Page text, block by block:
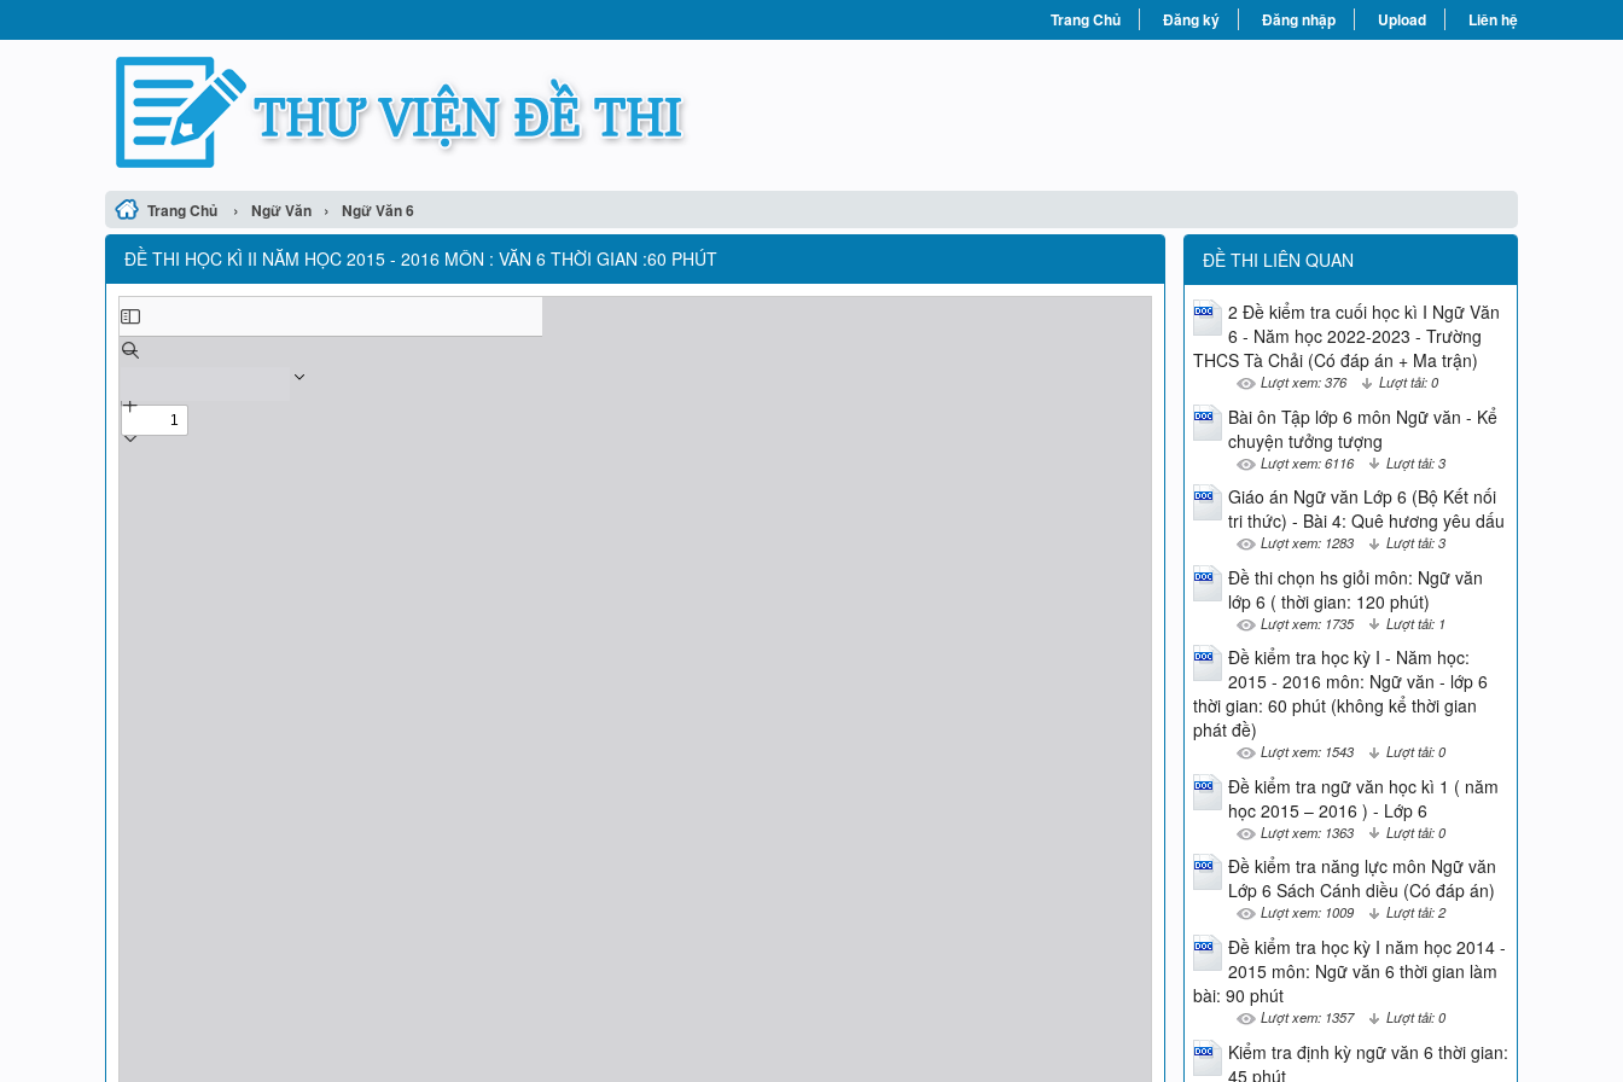
Trang Chủ Đăng ký Đăng nhập Upload Liên hệ
Trang Chủ › Ngữ Văn › Ngữ Văn 6
ĐỀ THI HỌC KÌ II NĂM HỌC 2015 - 2016 MÔN : VĂN 6 THỜI GIAN :60 PHÚT ĐỀ THI LIÊN QUAN
2 Đề kiểm tra cuối học kì I Ngữ Văn
6 - Năm học 2022-2023 - Trường
THCS Tà Chải (Có đáp án + Ma trận)
Lượt xem: 376 Lượt tải: 0
Bài ôn Tập lớp 6 môn Ngữ văn - Kể
chuyện tưởng tượng
Lượt xem: 6116 Lượt tải: 3
Giáo án Ngữ văn Lớp 6 (Bộ Kết nối
tri thức) - Bài 4: Quê hương yêu dấu
Lượt xem: 1283 Lượt tải: 3
Đề thi chọn hs giỏi môn: Ngữ văn
lớp 6 ( thời gian: 120 phút)
Lượt xem: 1735 Lượt tải: 1
Đề kiểm tra học kỳ I - Năm học:
2015 - 2016 môn: Ngữ văn - lớp 6
thời gian: 60 phút (không kể thời gian
phát đề)
Lượt xem: 1543 Lượt tải: 0
Đề kiểm tra ngữ văn học kì 1 ( năm
học 2015 – 2016 ) - Lớp 6
Lượt xem: 1363 Lượt tải: 0
Đề kiểm tra năng lực môn Ngữ văn
Lớp 6 Sách Cánh diều (Có đáp án)
Lượt xem: 1009 Lượt tải: 2
Đề kiểm tra học kỳ I năm học 2014 -
2015 môn: Ngữ văn 6 thời gian làm
bài: 90 phút
Lượt xem: 1357 Lượt tải: 0
Kiểm tra định kỳ ngữ văn 6 thời gian:
45 phút